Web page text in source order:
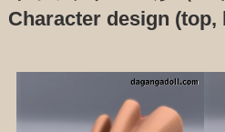
Character design